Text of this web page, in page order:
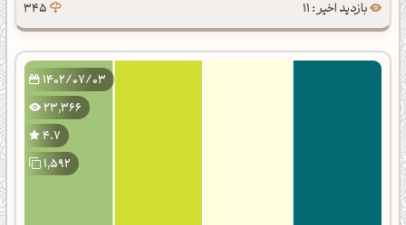
بازدید اخیر : 11 345
1402/07/03
23,366
4.7
1,592